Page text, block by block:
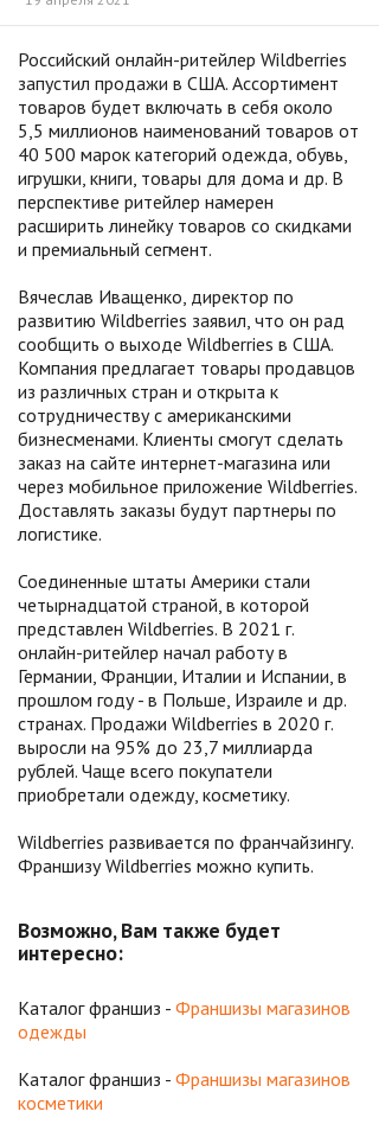
Российский онлайн-ритейлер Wildberries
запустил продажи в США. Ассортимент
товаров будет включать в себя около
5,5 миллионов наименований товаров от
40 500 марок категорий одежда, обувь,
игрушки, книги, товары для дома и др. В
перспективе ритейлер намерен
расширить линейку товаров со скидками
и премиальный сегмент.
Вячеслав Иващенко, директор по
развитию Wildberries заявил, что он рад
сообщить о выходе Wildberries в США.
Компания предлагает товары продавцов
из различных стран и открыта к
сотрудничеству с американскими
бизнесменами. Клиенты смогут сделать
заказ на сайте интернет-магазина или
через мобильное приложение Wildberries.
Доставлять заказы будут партнеры по
логистике.
Соединенные штаты Америки стали
четырнадцатой страной, в которой
представлен Wildberries. В 2021 г.
онлайн-ритейлер начал работу в
Германии, Франции, Италии и Испании, в
прошлом году - в Польше, Израиле и др.
странах. Продажи Wildberries в 2020 г.
выросли на 95% до 23,7 миллиарда
рублей. Чаще всего покупатели
приобретали одежду, косметику.
Wildberries развивается по франчайзингу.
Франшизу Wildberries можно купить.
Возможно, Вам также будет
интересно:
Каталог франшиз - Франшизы магазинов
одежды
Каталог франшиз - Франшизы магазинов
косметики